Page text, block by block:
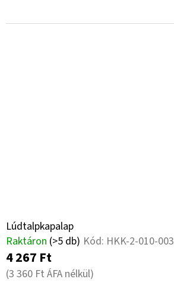
Lúdtalpkapalap
Raktáron (>5 db) Kód: HKK-2-010-003
4 267 Ft
(3 360 Ft ÁFA nélkül)